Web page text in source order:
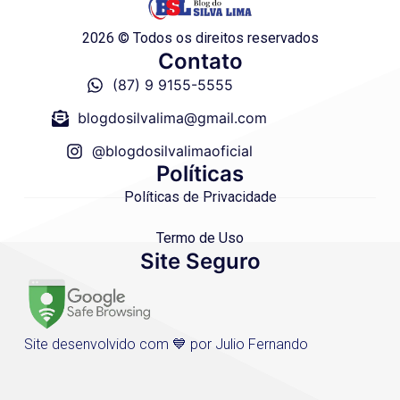
2026 © Todos os direitos reservados
Contato
(87) 9 9155-5555
blogdosilvalima@gmail.com
@blogdosilvalimaoficial
Políticas
Políticas de Privacidade
Termo de Uso
Site Seguro
Site desenvolvido com 💙 por Julio Fernando